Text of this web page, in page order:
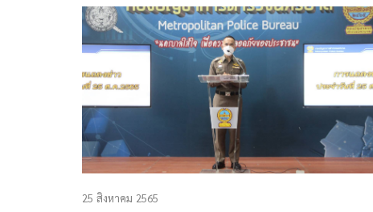
APEC2022 คือต้องการให้ยกเลิก BCG Economy อ้างว่า
เอื้อนายทุน การแถลงเนื้อหาแบบนี้ คงแนะนำ ต้องกลับ
ไปอ่านหนังสือใหม่
25 สิงหาคม 2565